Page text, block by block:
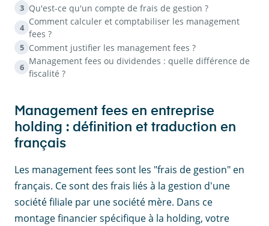
3 Qu'est-ce qu'un compte de frais de gestion ?
4
Comment calculer et comptabiliser les management
fees ?
5 Comment justifier les management fees ?
6
Management fees ou dividendes : quelle différence de
fiscalité ?
Management fees en entreprise
holding : définition et traduction en
français
Les management fees sont les "frais de gestion" en
français. Ce sont des frais liés à la gestion d'une
société filiale par une société mère. Dans ce
montage financier spécifique à la holding, votre